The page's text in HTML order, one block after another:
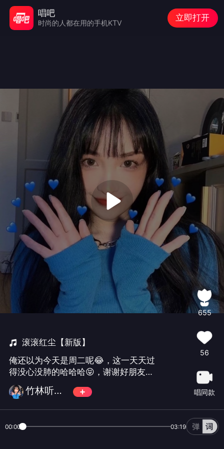
滚滚红尘【新版】
俺还以为今天是周二呢😂，这一天天过
得没心没肺的哈哈哈😝，谢谢好朋友的
温心提醒一颗狼星🙏##
竹林听雨🕊
655
56
唱同款
00:00 03:19
唱吧
时尚的人都在用的手机KTV
立即打开